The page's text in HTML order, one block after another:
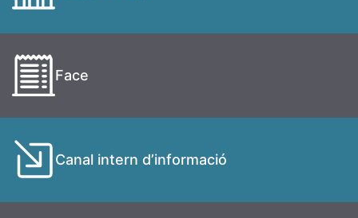
Face
Canal intern d’informació